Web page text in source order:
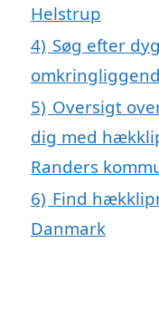
Helstrup
4) Søg efter
5) Oversigt
dig med
Randers
6) Find
Danmark